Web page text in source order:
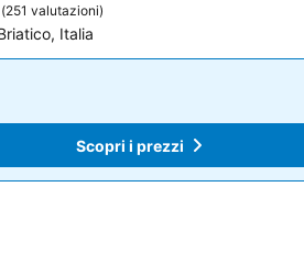
(251 valutazioni)
Italia
Scopri i prezziScopri i prezzi